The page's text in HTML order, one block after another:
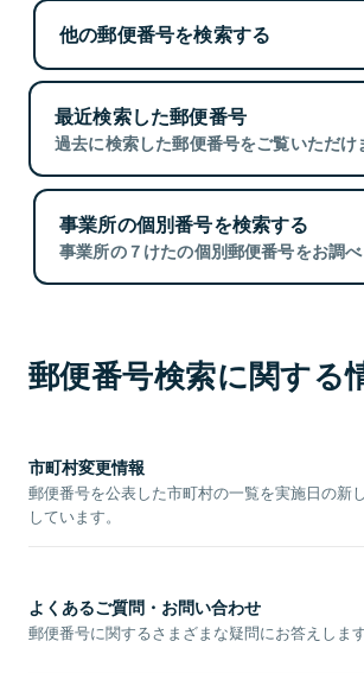
他の郵便番号を検索する
最近検索した郵便番号
過去に検索した郵便番号をご覧いただけ
事業所の個別番号を検索する
事業所の７けたの個別郵便番号をお調べ
郵便番号検索に関する
市町村変更情報
郵便番号を公表した市町村の一覧を実施日の新
しています。
よくあるご質問・お問い合わせ
郵便番号に関するさまざまな疑問にお答えします